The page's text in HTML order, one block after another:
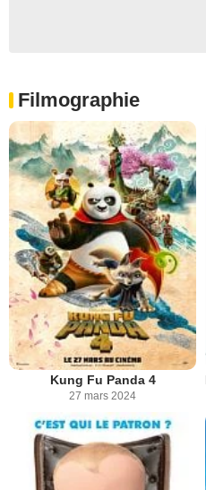
Filmographie
Kung Fu Panda 4
27 mars 2024